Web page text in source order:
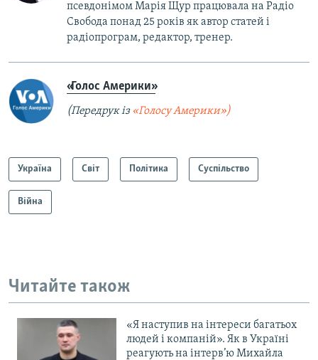
псевдонімом Марія Щур працювала на Радіо
Свобода понад 25 років як автор статей і
радіопрограм, редактор, тренер.
«Голос Америки»
(Передрук із «Голосу Америки»)
Україна Світ Політика Суспільство
Війна
Читайте також
«Я наступив на інтереси багатьох
людей і компаній». Як в Україні
реагують на інтерв’ю Михайла